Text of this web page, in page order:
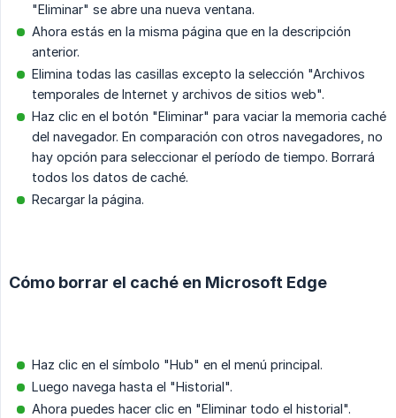
"Eliminar" se abre una nueva ventana.
Ahora estás en la misma página que en la descripción
anterior.
Elimina todas las casillas excepto la selección "Archivos
temporales de Internet y archivos de sitios web".
Haz clic en el botón "Eliminar" para vaciar la memoria caché
del navegador. En comparación con otros navegadores, no
hay opción para seleccionar el período de tiempo. Borrará
todos los datos de caché.
Recargar la página.
Cómo borrar el caché en Microsoft Edge
Haz clic en el símbolo "Hub" en el menú principal.
Luego navega hasta el "Historial".
Ahora puedes hacer clic en "Eliminar todo el historial".